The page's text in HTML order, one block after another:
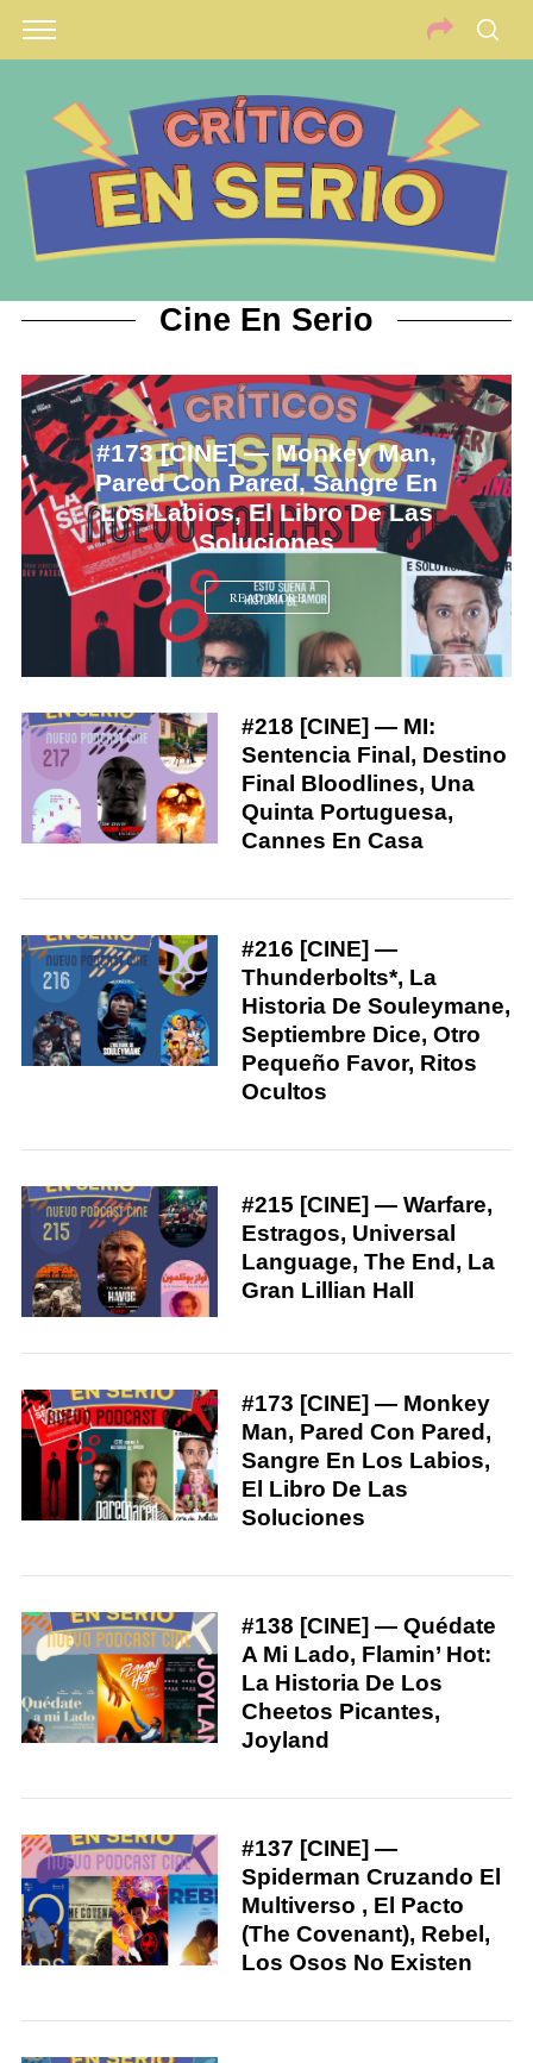
Cine En Serio
#173 [CINE] — Monkey Man,
Pared Con Pared, Sangre En
Los Labios, El Libro De Las
Soluciones
READ MORE
#218 [CINE] — MI:
Sentencia Final, Destino
Final Bloodlines, Una
Quinta Portuguesa,
Cannes En Casa
#216 [CINE] —
Thunderbolts*, La
Historia De Souleymane,
Septiembre Dice, Otro
Pequeño Favor, Ritos
Ocultos
#215 [CINE] — Warfare,
Estragos, Universal
Language, The End, La
Gran Lillian Hall
#173 [CINE] — Monkey
Man, Pared Con Pared,
Sangre En Los Labios,
El Libro De Las
Soluciones
#138 [CINE] — Quédate
A Mi Lado, Flamin’ Hot:
La Historia De Los
Cheetos Picantes,
Joyland
#137 [CINE] —
Spiderman Cruzando El
Multiverso , El Pacto
(The Covenant), Rebel,
Los Osos No Existen
S
e
a
r
c
h
o
: